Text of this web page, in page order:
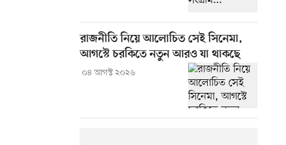
রাজনীতি নিয়ে আলোচিত সেই সিনেমা,
আগস্টে চরকিতে নতুন আরও যা থাকছে
০৪ আগস্ট ২০২৬